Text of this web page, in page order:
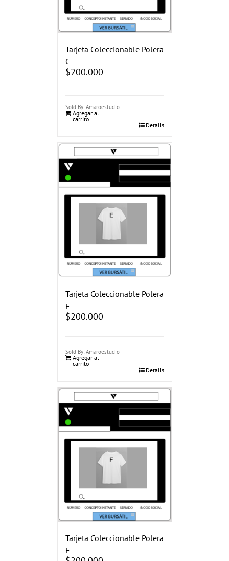
Tarjeta Coleccionable Polera
C
$200.000
Sold By: Amaroestudio
Agregar al
carrito
Details
Tarjeta Coleccionable Polera
E
$200.000
Sold By: Amaroestudio
Agregar al
carrito
Details
Tarjeta Coleccionable Polera
F